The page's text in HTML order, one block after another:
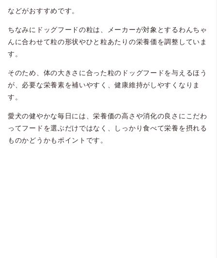
などがおすすめです。
ちなみにドッグフードの粒は、メーカーが対象とするわんちゃ
んに合わせて粒の形状やひと粒あたりの栄養価を調整していま
す。
そのため、体の大きさに合った粒のドッグフードを与えるほう
が、必要な栄養素を補いやすく、健康維持がしやすくなりま
す。
愛犬の健やかな毎日には、栄養価の高さや消化の良さにこだわ
ってフードを選ぶだけではなく、しっかり食べて栄養を摂れる
ものかどうかもポイントです。